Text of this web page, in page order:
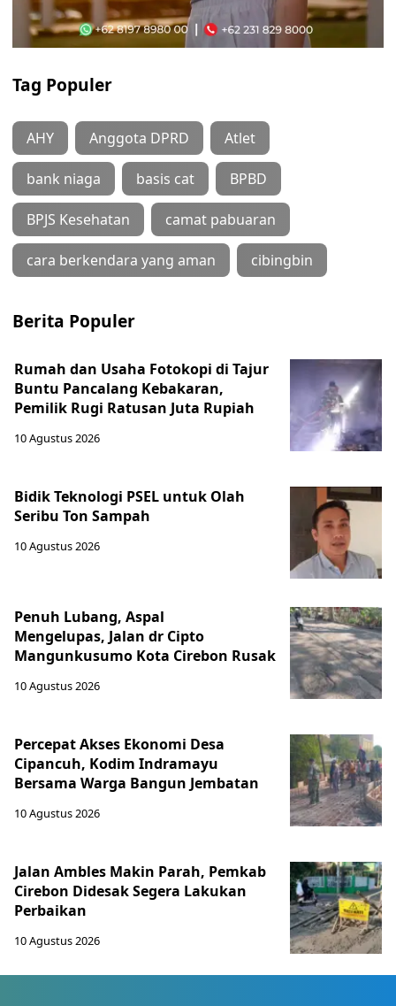
Tag Populer
AHY Anggota DPRD Atlet
bank niaga basis cat BPBD
BPJS Kesehatan camat pabuaran
cara berkendara yang aman cibingbin
Berita Populer
Rumah dan Usaha Fotokopi di Tajur
Buntu Pancalang Kebakaran,
Pemilik Rugi Ratusan Juta Rupiah
10 Agustus 2026
Bidik Teknologi PSEL untuk Olah
Seribu Ton Sampah
10 Agustus 2026
Penuh Lubang, Aspal
Mengelupas, Jalan dr Cipto
Mangunkusumo Kota Cirebon Rusak
10 Agustus 2026
Percepat Akses Ekonomi Desa
Cipancuh, Kodim Indramayu
Bersama Warga Bangun Jembatan
10 Agustus 2026
Jalan Ambles Makin Parah, Pemkab
Cirebon Didesak Segera Lakukan
Perbaikan
10 Agustus 2026